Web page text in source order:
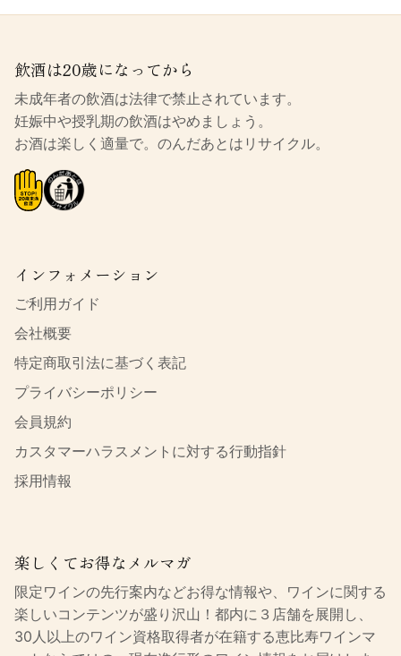
飲酒は20歳になってから
未成年者の飲酒は法律で禁止されています。
妊娠中や授乳期の飲酒はやめましょう。
お酒は楽しく適量で。のんだあとはリサイクル。
インフォメーション
ご利用ガイド
会社概要
特定商取引法に基づく表記
プライバシーポリシー
会員規約
カスタマーハラスメントに対する行動指針
採用情報
楽しくてお得なメルマガ
限定ワインの先行案内などお得な情報や、ワインに関する
楽しいコンテンツが盛り沢山！都内に３店舗を展開し、
30人以上のワイン資格取得者が在籍する恵比寿ワインマ